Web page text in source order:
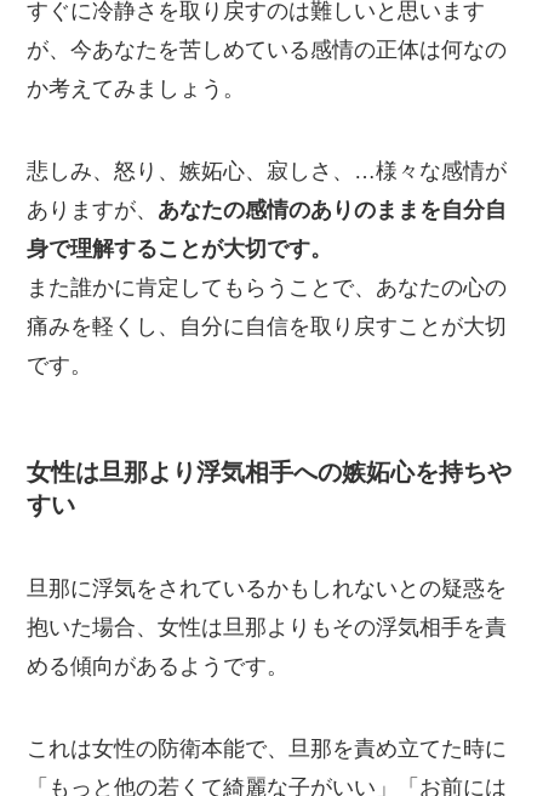
すぐに冷静さを取り戻すのは難しいと思います
が、今あなたを苦しめている感情の正体は何なの
か考えてみましょう。
悲しみ、怒り、嫉妬心、寂しさ、…様々な感情が
ありますが、 あなたの感情のありのままを自分自
身で理解することが大切です。
また誰かに肯定してもらうことで、あなたの心の
痛みを軽くし、自分に自信を取り戻すことが大切
です。
女性は旦那より浮気相手への嫉妬心を持ちや
すい
旦那に浮気をされているかもしれないとの疑惑を
抱いた場合、女性は旦那よりもその浮気相手を責
める傾向があるようです。
これは女性の防衛本能で、旦那を責め立てた時に
「もっと他の若くて綺麗な子がいい」「お前には